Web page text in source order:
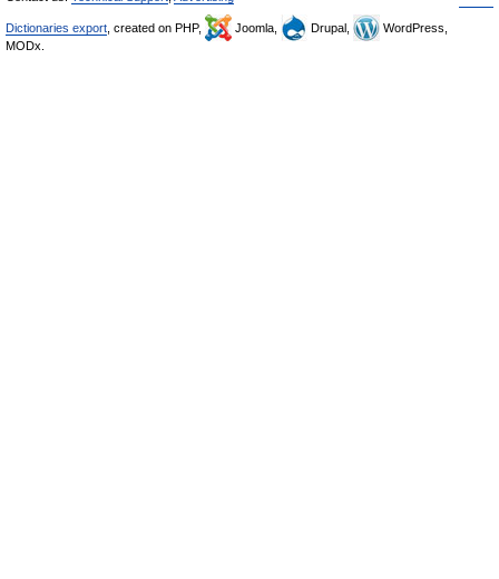
Dictionaries export , created on PHP, Joomla, Drupal,
WordPress,
MODx.